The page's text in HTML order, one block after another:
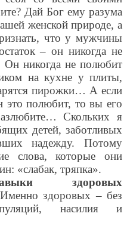
Дай Бог ему разума
женской природе, а
что у мужчины
– он никогда не
Он никогда не полюбит
на кухне у плиты,
пирожки… А если
это полюбит, то вы его
Скольких я
детей, заботливых
надежду. Потому
слова, которые они
«слабак, тряпка».
здоровых
здоровых – без
насилия и